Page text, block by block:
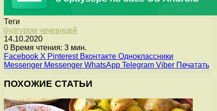
Теги
булгуром чечевицей
14.10.2020
0 Время чтения: 3 мин.
Facebook X Pinterest Вконтакте Одноклассники
Messenger Messenger WhatsApp Telegram Viber Печатать
ПОХОЖИЕ СТАТЬИ